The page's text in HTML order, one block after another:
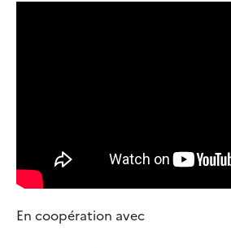
En coopération avec